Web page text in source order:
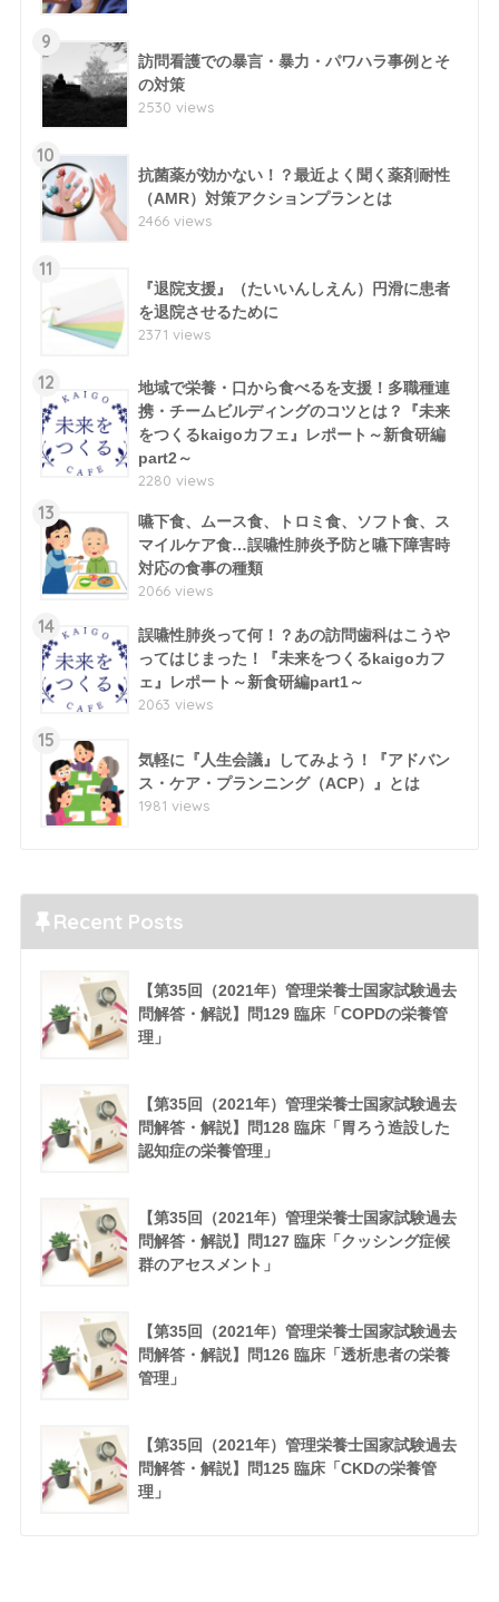
9
訪問看護での暴言・暴力・パワハラ事例とそ
の対策
2530 views
10
抗菌薬が効かない！？最近よく聞く薬剤耐性
（AMR）対策アクションプランとは
2466 views
11
『退院支援』（たいいんしえん）円滑に患者
を退院させるために
2371 views
12
地域で栄養・口から食べるを支援！多職種連
携・チームビルディングのコツとは？『未来
をつくるkaigoカフェ』レポート～新食研編
part2～
2280 views
13
嚥下食、ムース食、トロミ食、ソフト食、ス
マイルケア食…誤嚥性肺炎予防と嚥下障害時
対応の食事の種類
2066 views
14
誤嚥性肺炎って何！？あの訪問歯科はこうや
ってはじまった！『未来をつくるkaigoカフ
ェ』レポート～新食研編part1～
2063 views
15
気軽に『人生会議』してみよう！『アドバン
ス・ケア・プランニング（ACP）』とは
1981 views
Recent Posts
【第35回（2021年）管理栄養士国家試験過去
問解答・解説】問129 臨床「COPDの栄養管
理」
【第35回（2021年）管理栄養士国家試験過去
問解答・解説】問128 臨床「胃ろう造設した
認知症の栄養管理」
【第35回（2021年）管理栄養士国家試験過去
問解答・解説】問127 臨床「クッシング症候
群のアセスメント」
【第35回（2021年）管理栄養士国家試験過去
問解答・解説】問126 臨床「透析患者の栄養
管理」
【第35回（2021年）管理栄養士国家試験過去
問解答・解説】問125 臨床「CKDの栄養管
理」